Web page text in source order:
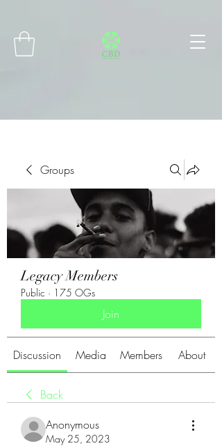
Groups
Legacy Members
Public · 175 OGs
Join
Discussion Media Members About
Back
Anonymous
May 25, 2023